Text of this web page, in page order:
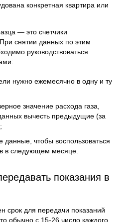
конкретная квартира или
— это счетчики
снятии данных по этим
руководствоваться
нужно ежемесячно в одну и ту
значение расхода газа,
вычесть предыдущие (за
данные, чтобы воспользоваться
в следующем месяце.
показания в
срок для передачи показаний
обычно с 15-26 число каждого